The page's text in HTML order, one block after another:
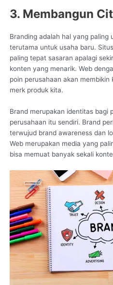
3. Membangun
Branding adalah hal yang paling
terutama untuk usaha baru.
paling tepat sasaran apalagi
konten yang menarik. Web
poin perusahaan akan
merk produk kita.
Brand merupakan identitas bagi
perusahaan itu sendiri. Brand
terwujud brand awareness dan
Web merupakan media yang
bisa memuat banyak sekali